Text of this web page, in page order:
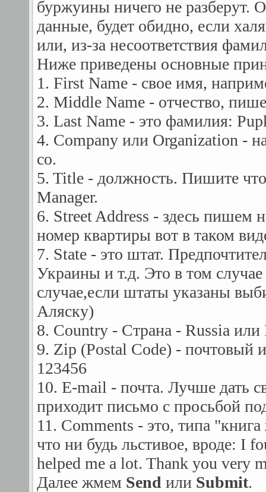
буржуины ничего не разберут.
данные, будет обидно, если
или, из-за несоответствия
Ниже приведены основные
1. First Name - свое имя,
2. Middle Name - отчество,
3. Last Name - это фамилия:
4. Company или Organization -
co.
5. Title - должность. Пишите
Manager.
6. Street Address - здесь пишем
номер квартиры вот в таком
7. State - это штат.
Украины и т.д. Это в том
случае,если штаты указаны
Аляску)
8. Country - Страна - Russia
9. Zip (Postal Code) - почтовый
123456
10. E-mail - почта. Лучше дать
приходит письмо с просьбой
11. Comments - это, типа
что ни будь льстивое, вроде: I
helped me a lot. Thank you very
Далее жмем Send или Submit.